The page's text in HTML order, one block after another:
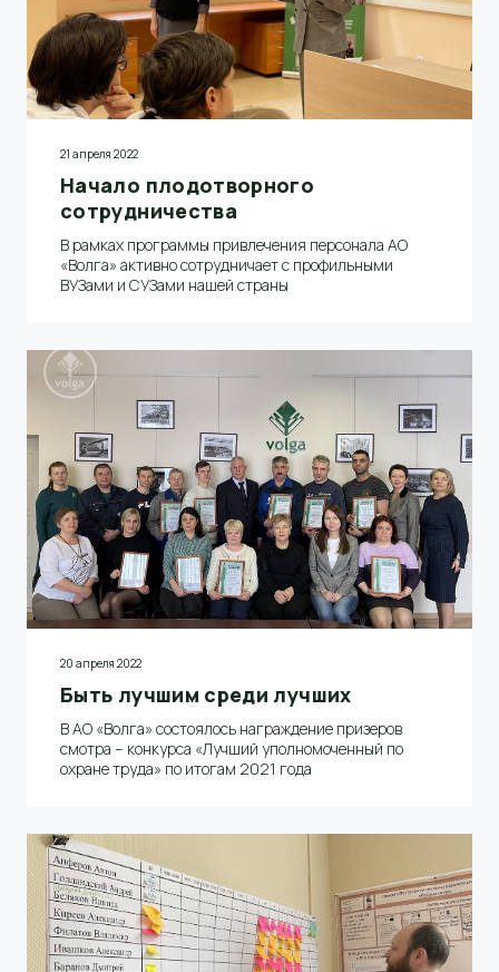
21 апреля 2022
Начало плодотворного
сотрудничества
В рамках программы привлечения персонала АО
«Волга» активно сотрудничает с профильными
ВУЗами и СУЗами нашей страны
20 апреля 2022
Быть лучшим среди лучших
В АО «Волга» состоялось награждение призеров
смотра – конкурса «Лучший уполномоченный по
охране труда» по итогам 2021 года